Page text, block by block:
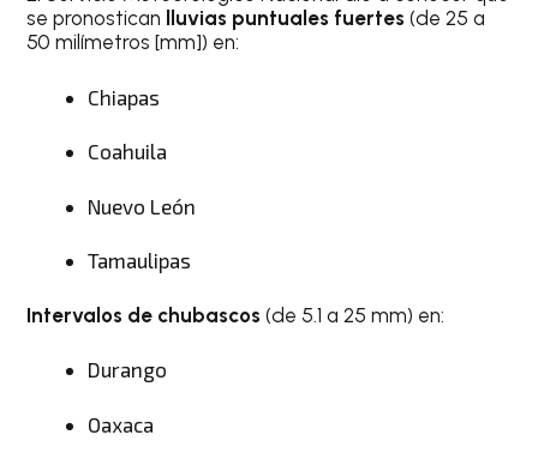
se pronostican
lluvias puntuales fuertes (de 25 a
50 milímetros [mm]) en:
Chiapas
Coahuila
Nuevo León
Tamaulipas
Intervalos de chubascos (de 5.1 a 25 mm) en:
Durango
Oaxaca